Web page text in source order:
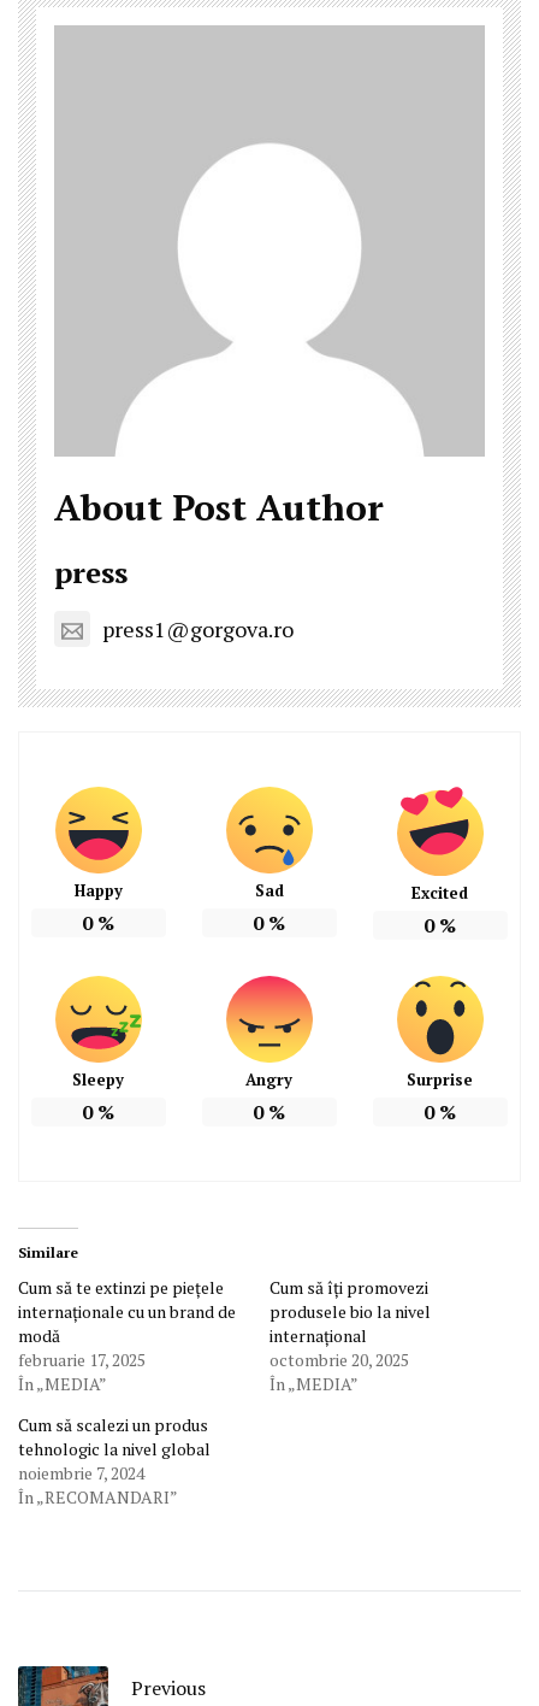
About Post Author
press
press1@gorgova.ro
Happy
0%
Sad
0%
Excited
0%
Sleepy
0%
Angry
0%
Surprise
0%
Similare
Cum să te extinzi pe piețele
internaționale cu un brand de
modă
februarie 17, 2025
În „MEDIA”
Cum să îți promovezi
produsele bio la nivel
internațional
octombrie 20, 2025
În „MEDIA”
Cum să scalezi un produs
tehnologic la nivel global
noiembrie 7, 2024
În „RECOMANDARI”
Previous